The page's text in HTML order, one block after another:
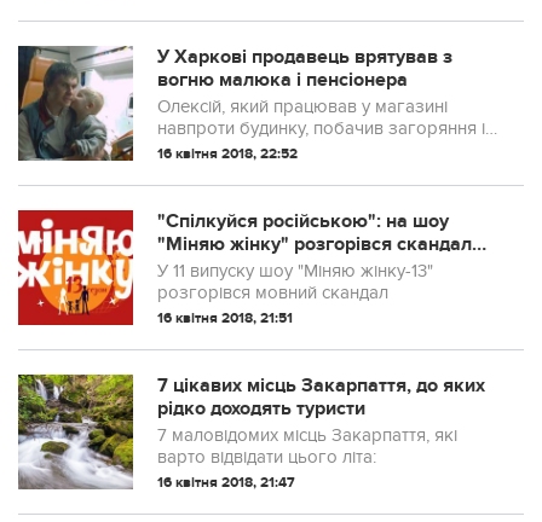
усамітнитись подалі від цивілізації!
У Харкові продавець врятував з
вогню малюка і пенсіонера
Олексій, який працював у магазині
навпроти будинку, побачив загоряння і
поспішив на допомогу мешканцям
16 квітня 2018, 22:52
"Cпілкуйся російською": на шоу
"Міняю жінку" розгорівся скандал
(ВІДЕО)
У 11 випуску шоу "Міняю жінку-13"
розгорівся мовний скандал
16 квітня 2018, 21:51
7 цікавих місць Закарпаття, до яких
рідко доходять туристи
7 маловідомих місць Закарпаття, які
варто відвідати цього літа:
16 квітня 2018, 21:47